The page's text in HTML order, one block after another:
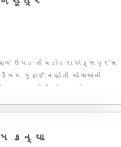
વાગે ઉપડતી વડોદરા એક્સપ્રેસ
મુકાઈ નહોતી. ચોમાસાની
પણ નહોતી. પોતાના કોચ
જેવી ટ્રેન યાર્ડમાંથી
કન્યા